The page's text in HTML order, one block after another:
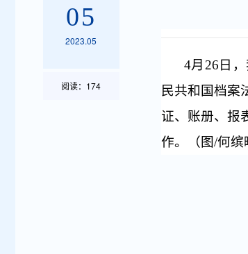
05
2023.05
阅读： 174
4月 26 日
民共和国档案
证、账册、报
作。（图/何缤